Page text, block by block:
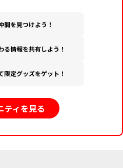
間を見つけよう！
る情報を共有しよう！
限定グッズをゲット！
ティを見る